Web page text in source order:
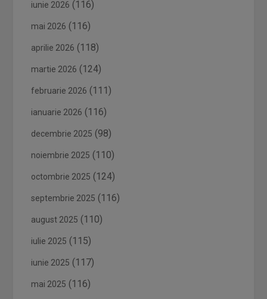
iunie 2026 (116)
mai 2026 (116)
aprilie 2026 (118)
martie 2026 (124)
februarie 2026 (111)
ianuarie 2026 (116)
decembrie 2025 (98)
noiembrie 2025 (110)
octombrie 2025 (124)
septembrie 2025 (116)
august 2025 (110)
iulie 2025 (115)
iunie 2025 (117)
mai 2025 (116)